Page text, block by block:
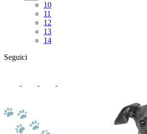
10
11
12
13
14
Seguici